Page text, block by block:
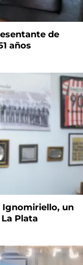
de
años
Ignomiriello, un
Plata